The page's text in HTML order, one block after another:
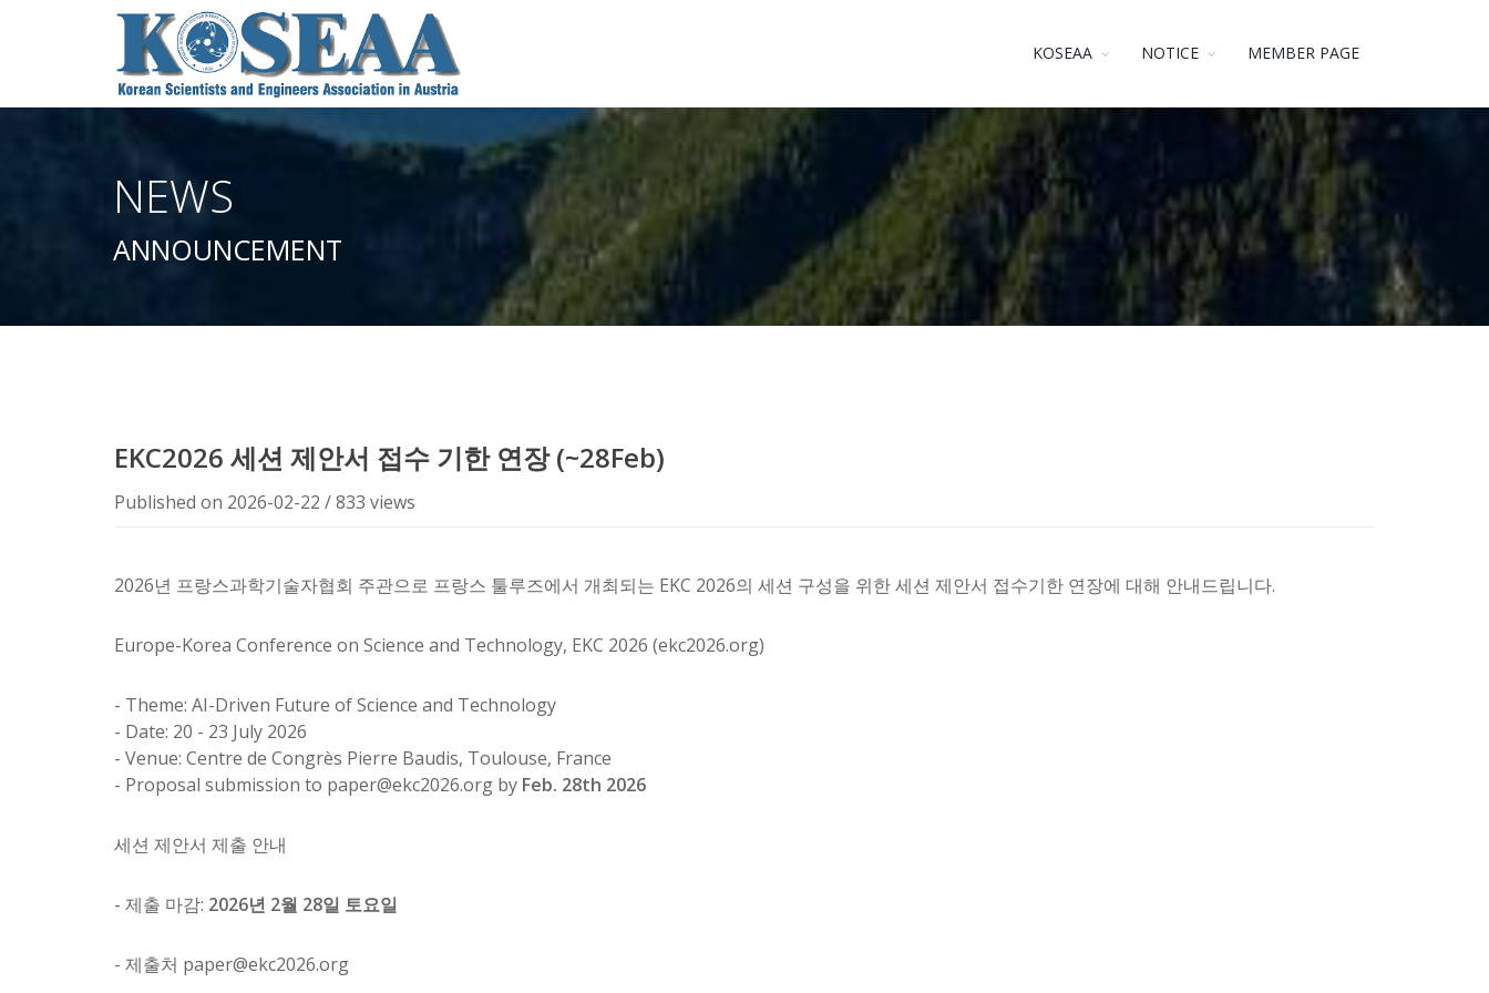
KOSEAA NOTICE MEMBER PAGE
NEWS
ANNOUNCEMENT
EKC2026 세션 제안서 접수 기한 연장 (~28Feb)
Published on 2026-02-22 /833 views
2026년 프랑스과학기술자협회 주관으로 프랑스 툴루즈에서 개최되는 EKC 2026의 세션 구성을 위한 세션 제안서 접수기한 연장에 대해 안내드립니다.
Europe-Korea Conference on Science and Technology, EKC 2026 (ekc2026.org)
- Theme: AI-Driven Future of Science and Technology
- Date: 20 - 23 July 2026
- Venue: Centre de Congrès Pierre Baudis, Toulouse, France
- Proposal submission to paper@ekc2026.org by Feb. 28th 2026
세션 제안서 제출 안내
- 제출 마감: 2026년 2월 28일 토요일
- 제출처 paper@ekc2026.org